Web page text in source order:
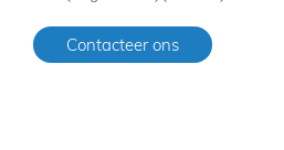
Contacteer ons